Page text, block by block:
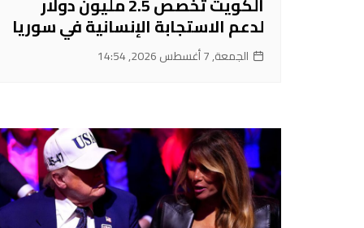
لدعم الاستجابة الإنسانية في سوريا
الجمعة, 7 أغسطس 2026, 14:54